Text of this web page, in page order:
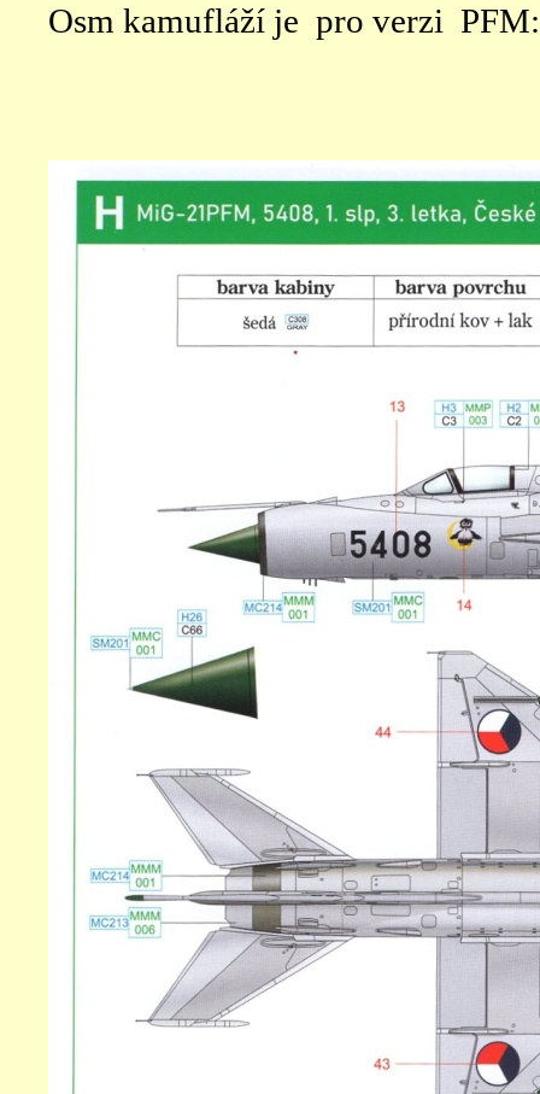
Osm kamufláží je pro verzi PFM: